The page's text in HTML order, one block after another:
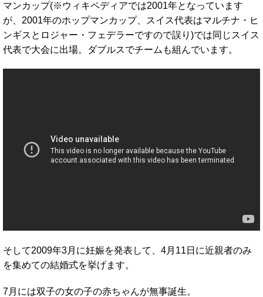
マンカップ(※ウィキペディアでは2001年となっています
が、2001年のホップマンカップ、スイス代表はマルチナ・ヒ
ンギスとロジャー・フェデラーですので誤り)では同じスイス
代表で大会に出場。ダブルスでチームも組んでいます。
そして2009年3月に妊娠を発表して、4月11日に近親者のみ
を集めての結婚式を挙げます。
7月には双子の女の子の赤ちゃんが無事誕生。